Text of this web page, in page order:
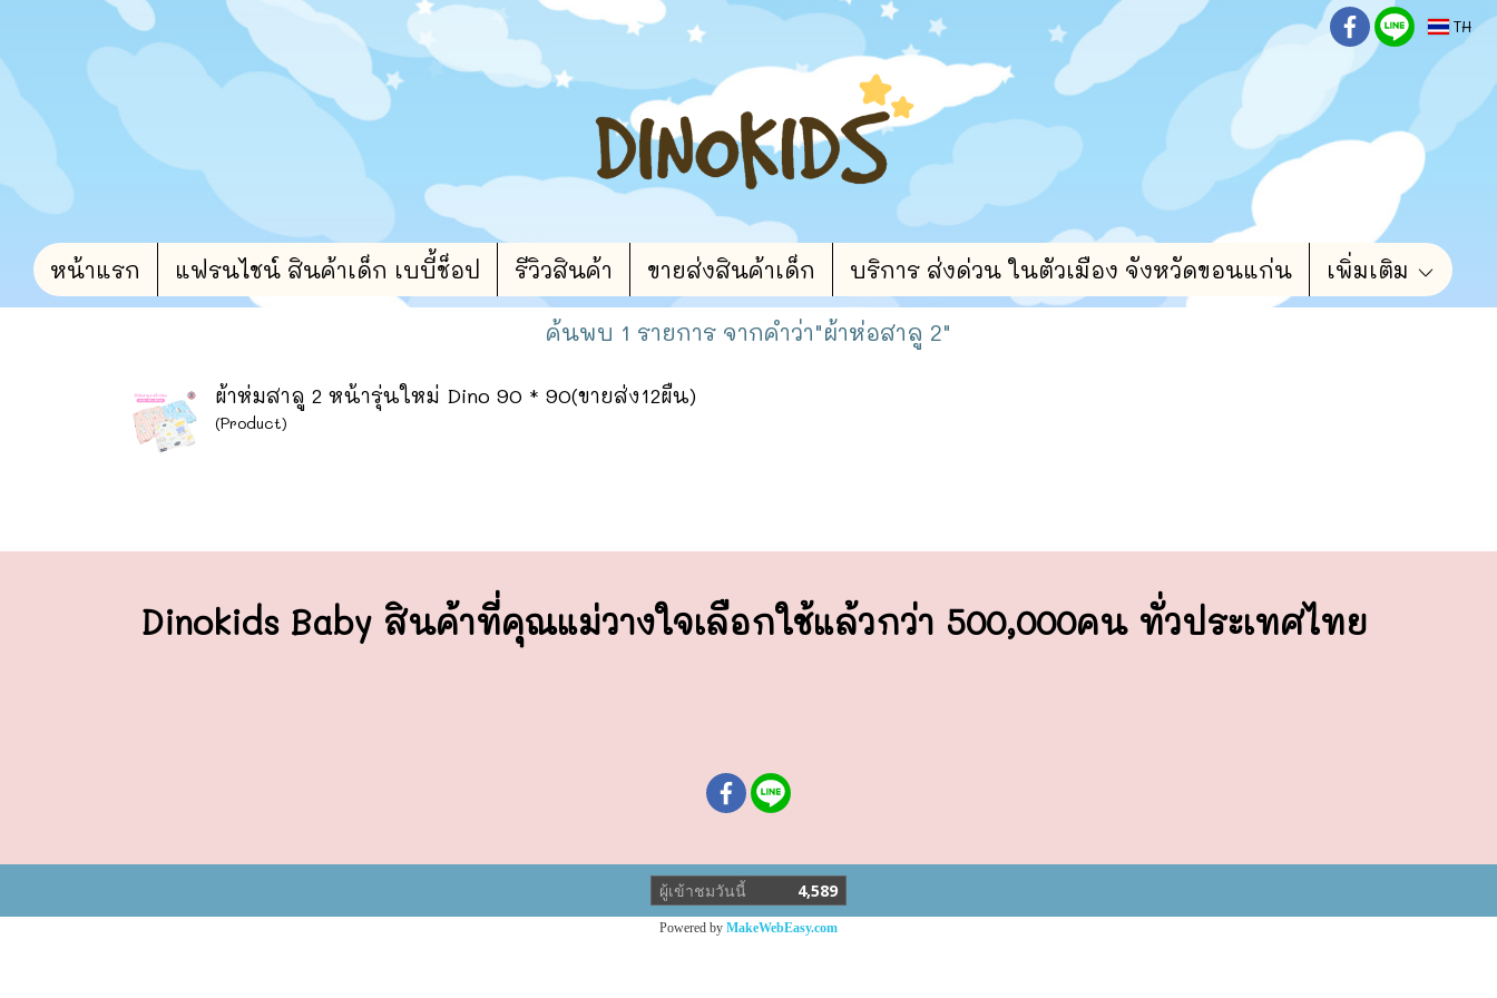
TH
หน้าแรก แฟรนไชน์ สินค้าเด็ก เบบี้ช็อป รีวิวสินค้า ขายส่งสินค้าเด็ก บริการ ส่งด่วน ในตัวเมือง จังหวัดขอนแก่น เพิ่มเติม
ค้นพบ 1 รายการ จากคำว่า"ผ้าห่อสาลู 2"
ผ้าห่มสาลู 2 หน้ารุ่นใหม่ Dino 90 * 90(ขายส่ง12ผืน)
(Product)
Dinokids Baby สินค้าที่คุณแม่วางใจเลือกใช้แล้วกว่า 500,000คน ทั่วประเทศไทย
ผู้เข้าชมวันนี้ 4,589
Powered by MakeWebEasy.com